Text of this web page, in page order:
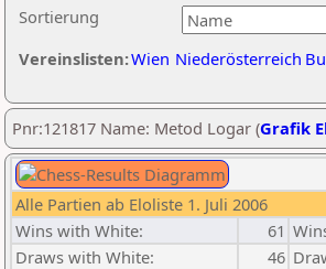
Sortierung
Vereinslisten:Wien Niederösterreich
Pnr:121817 Name: Metod Logar (Grafik
Alle Partien ab Eloliste 1. Juli 2006
Wins with White:
61
Draws with White:
46